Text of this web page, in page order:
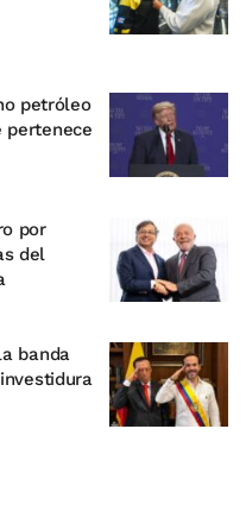
petróleo
pertenece
por
del
banda